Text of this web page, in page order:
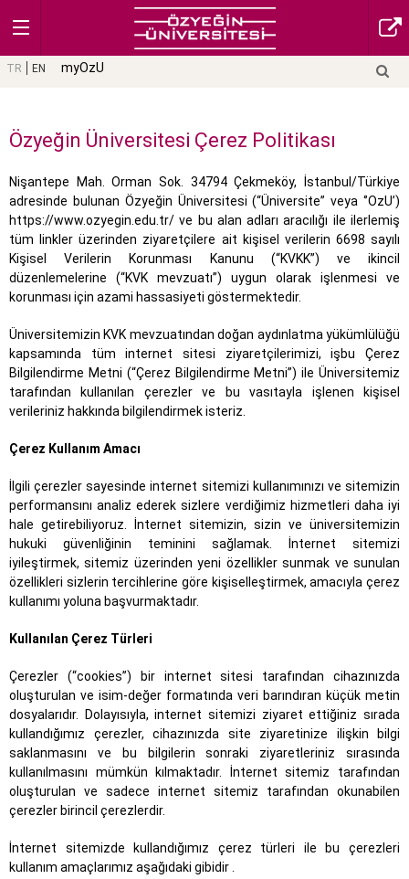
TR EN myOzU
Özyeğin Üniversitesi Çerez Politikası
Nişantepe Mah. Orman Sok. 34794 Çekmeköy, İstanbul/Türkiye
adresinde bulunan Özyeğin Üniversitesi (“Üniversite” veya ‘’OzU’)
https://www.ozyegin.edu.tr/ ve bu alan adları aracılığı ile ilerlemiş
tüm linkler üzerinden ziyaretçilere ait kişisel verilerin 6698 sayılı
Kişisel Verilerin Korunması Kanunu (“KVKK”) ve ikincil
düzenlemelerine (“KVK mevzuatı”) uygun olarak işlenmesi ve
korunması için azami hassasiyeti göstermektedir.
Üniversitemizin KVK mevzuatından doğan aydınlatma yükümlülüğü
kapsamında tüm internet sitesi ziyaretçilerimizi, işbu Çerez
Bilgilendirme Metni (“Çerez Bilgilendirme Metni”) ile Üniversitemiz
tarafından kullanılan çerezler ve bu vasıtayla işlenen kişisel
verileriniz hakkında bilgilendirmek isteriz.
Çerez Kullanım Amacı
İlgili çerezler sayesinde internet sitemizi kullanımınızı ve sitemizin
performansını analiz ederek sizlere verdiğimiz hizmetleri daha iyi
hale getirebiliyoruz. İnternet sitemizin, sizin ve üniversitemizin
hukuki güvenliğinin teminini sağlamak. İnternet sitemizi
iyileştirmek, sitemiz üzerinden yeni özellikler sunmak ve sunulan
özellikleri sizlerin tercihlerine göre kişiselleştirmek, amacıyla çerez
kullanımı yoluna başvurmaktadır.
Kullanılan Çerez Türleri
Çerezler (“cookies”) bir internet sitesi tarafından cihazınızda
oluşturulan ve isim-değer formatında veri barındıran küçük metin
dosyalarıdır. Dolayısıyla, internet sitemizi ziyaret ettiğiniz sırada
kullandığımız çerezler, cihazınızda site ziyaretinize ilişkin bilgi
saklanmasını ve bu bilgilerin sonraki ziyaretleriniz sırasında
kullanılmasını mümkün kılmaktadır. İnternet sitemiz tarafından
oluşturulan ve sadece internet sitemiz tarafından okunabilen
çerezler birincil çerezlerdir.
İnternet sitemizde kullandığımız çerez türleri ile bu çerezleri
kullanım amaçlarımız aşağıdaki gibidir .